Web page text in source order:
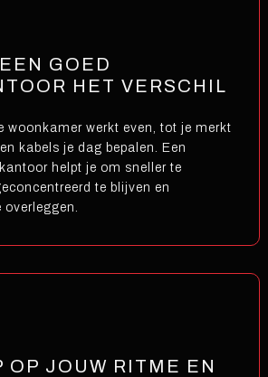
GOED
HET VERSCHIL
woonkamer werkt even, tot je merkt
kabels je dag bepalen. Een
helpt je om sneller te
te blijven en
overleggen.
OP JOUW RITME EN